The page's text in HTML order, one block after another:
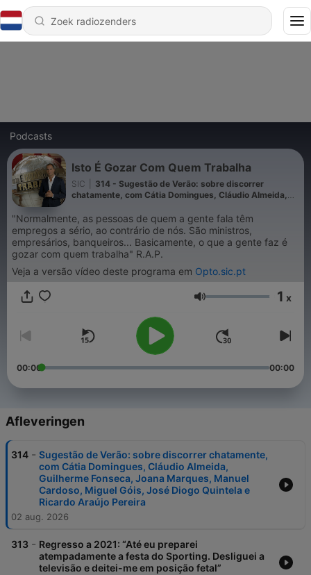
Podcasts
Isto É Gozar Com Quem Trabalha
SIC
314 - Sugestão de Verão: sobre discorrer
chatamente, com Cátia Domingues, Cláudio Almeida,
Miguel Góis, José Diogo Quintela e Ricardo Araújo
Pereira
"Normalmente, as pessoas de quem a gente fala têm
empregos a sério, ao contrário de nós. São ministros,
empresários, banqueiros... Basicamente, o que a gente faz é
gozar com quem trabalha" R.A.P.
Veja a versão vídeo deste programa em Opto.sic.pt
Volume 1 x
00:00 00:00
Afleveringen
314 - Sugestão de Verão: sobre discorrer chatamente,
com Cátia Domingues, Cláudio Almeida,
Guilherme Fonseca, Joana Marques, Manuel
Cardoso, Miguel Góis, José Diogo Quintela e
Ricardo Araújo Pereira
02 aug. 2026
313 - Regresso a 2021: “Até eu preparei
atempadamente a festa do Sporting. Desliguei a
televisão e deitei-me em posição fetal”